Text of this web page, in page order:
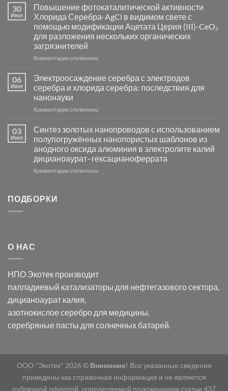
Пламенный
синтез
катализаторов
и
сенсоров
на
основе
группы
30
Июл
Повышение фотокаталитической активности
Хлорида Серебра-AgCl в видимом свете с
помощью модификации Ацетата Церия (III)-CeO₂
для разложения нескольких органических
загрязнителей
Комментариик
фотокаталитической
активности
Хлорида
Серебра-
в
видимом
свете
с
помощью
модификации
отключены
06
Июл
Электроосаждение серебра с электродов
серебра и хлорида серебра: последствия для
нанонауки
Комментариик
серебра
с
электродов
серебра
и
отключены
03
Июл
Синтез золотых нанопроводов с использованием
полупогружённых нанопористых шаблонов из
анодного оксида алюминия в электролите калий
дицианоаурат–гексацианоферрата
Комментариик
оксида
в
электролите
калий
дицианоаурат–
гексацианоферрата
отключены
ПОДБОРКИ
О НАС
НПО Экотек производит
палладиевый катализаторы для нефтегазового сектора,
дицианоаурат калия,
азотнокислое серебро для медицины,
серебряные пасты для солнечных батарей.
ООО "Экотек" 2026 © Внимание! Все указанные сведения
приведены как справочная информация и не являются
публичной офертой, определяемой положениями статьи 437